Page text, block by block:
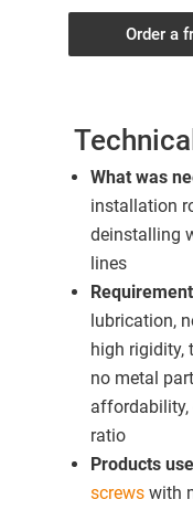
Order a
What was
installation
deinstalling
lines
lubrication,
high rigidity,
no metal
affordability,
ratio
Products
screwswith